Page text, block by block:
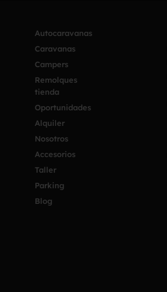
Autocaravanas
Caravanas
Campers
Remolques
tienda
Oportunidades
Alquiler
Nosotros
Accesorios
Taller
Parking
Blog